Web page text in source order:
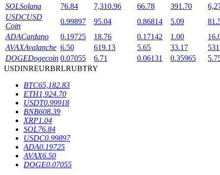
ลงทุนอัตโนมัติ
คว้าผลกำไรระยะยาวและผลประโยชน์ที่ยืดหยุ่น
SOLSolana 76.84 7,310.96 66.78 391.70
USDCUSD
Coin
0.99897 95.04 0.86814 5.09
ADACardano 0.19725 18.76 0.17142 1.00
AVAXAvalanche 6.50 619.13 5.65 33.17
DOGEDogecoin 0.07055 6.71 0.06131 0.35965
USDINREURBRLRUBTRY
BTC65,182.83
ETH1,924.70
USDT0.99918
BNB608.39
XRP1.04
SOL76.84
USDC0.99897
ADA0.19725
AVAX6.50
DOGE0.07055